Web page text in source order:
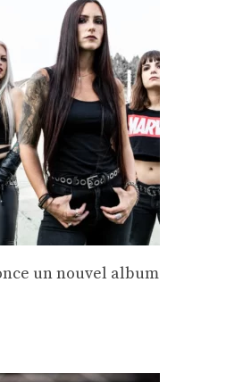
un nouvel album